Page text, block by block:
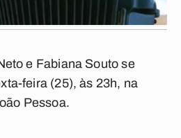
e Fabiana Souto se
feira (25), às 23h, na
Pessoa.